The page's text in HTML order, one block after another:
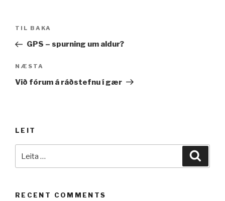
Fyrri
færsla
TIL BAKA
GPS – spurning um aldur?
Næsta
færsla
NÆSTA
Við fórum á ráðstefnu í gær
LEIT
að:
RECENT COMMENTS